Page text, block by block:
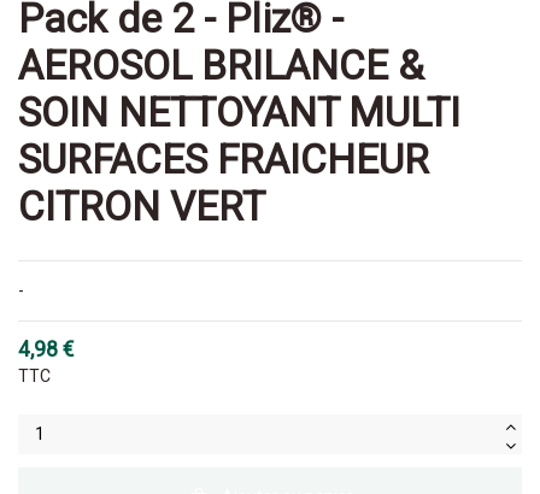
Pack de 2 - Pliz® -
AEROSOL BRILANCE &
SOIN NETTOYANT MULTI
SURFACES FRAICHEUR
CITRON VERT
-
4,98 €
TTC